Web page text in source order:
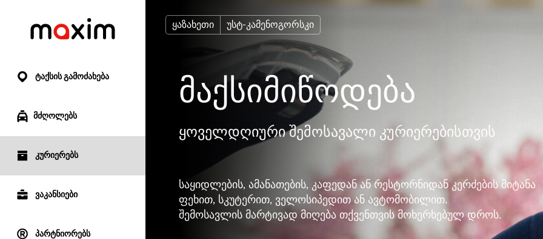
ტაქსის გამოძახება
მძღოლებს
კურიერებს
ვაკანსიები
პარტნიორებს
ყაზახეთი უსტ-კამენოგორსკი
მაქსიმიწოდება
ყოველდღიური შემოსავალი კურიერებისთვის
საყიდლების, ამანათების, კაფედან ან რესტორნიდან კერძების მიტანა
ფეხით, სკუტერით, ველოსიპედით ან ავტომობილით.
შემოსავლის მარტივად მიღება თქვენთვის მოხერხებულ დროს.